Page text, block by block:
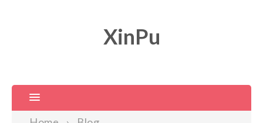
XinPu